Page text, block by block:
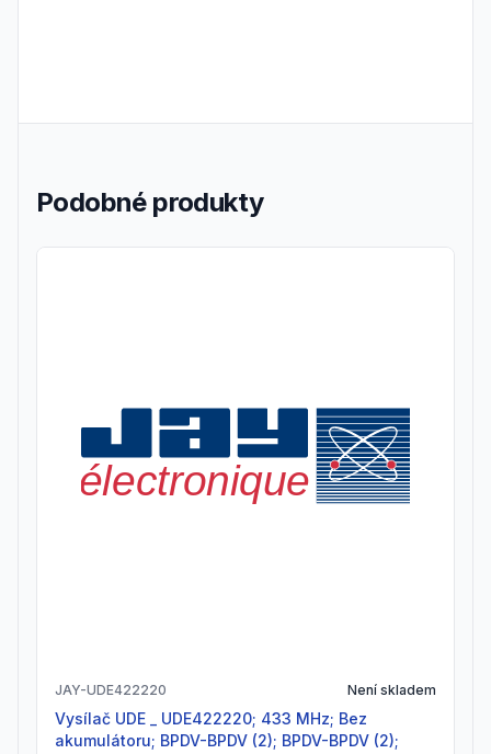
Podobné produkty
JAY-UDE422220 Není skladem
Vysílač UDE _ UDE422220; 433 MHz; Bez
akumulátoru; BPDV-BPDV (2); BPDV-BPDV (2);